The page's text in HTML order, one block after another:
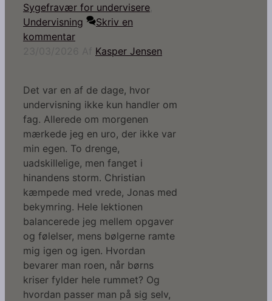
Sygefravær for undervisere
Undervisning
Skriv en
kommentar
Kasper Jensen
Det var en af de dage, hvor
undervisning ikke kun handler om
fag. Allerede om morgenen
mærkede jeg en uro, der ikke var
min egen. To drenge,
uadskillelige, men fanget i
hinandens storm. Christian
kæmpede med vrede, Jonas med
bekymring. Hele lektionen
balancerede jeg mellem opgaver
og følelser, mens bølgerne ramte
mig igen og igen. Hvordan
bevarer man roen, når børns
kriser fylder hele rummet? Og
hvordan passer man på sig selv,